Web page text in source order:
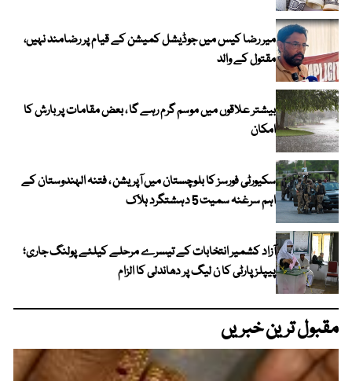
میر رضا کیس میں جوڈیشل کمیشن کے قیام پر رضامند نہیں،
مقتول کے والد
بیشتر علاقوں میں موسم گرم رہے گا ، بعض مقامات پر بارش کا
امکان
سکیورٹی فورسز کا بلوچستان میں آپریشن ، فتنہ الہندوستان کے
اہم سرغنہ سمیت 5 دہشتگرد ہلاک
آزاد کشمیر انتخابات کے تیسرے مرحلے کیلئے پولنگ جاری؛
پیپلز پارٹی کا ن لیگ پر دھاندلی کا الزام
مقبول ترین خبریں